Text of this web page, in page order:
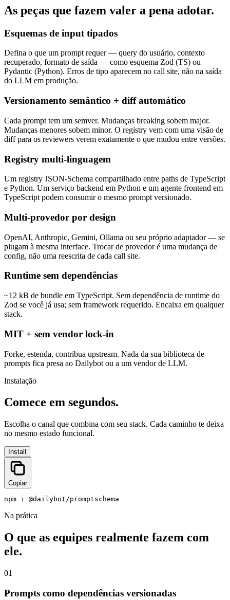
As peças que fazem valer a pena adotar.
Esquemas de input tipados
Defina o que um prompt requer — query do usuário, contexto
recuperado, formato de saída — como esquema Zod (TS) ou
Pydantic (Python). Erros de tipo aparecem no call site, não na saída
do LLM em produção.
Versionamento semântico + diff automático
Cada prompt tem um semver. Mudanças breaking sobem major.
Mudanças menores sobem minor. O registry vem com uma visão de
diff para os reviewers verem exatamente o que mudou entre versões.
Registry multi-linguagem
Um registry JSON-Schema compartilhado entre paths de TypeScript
e Python. Um serviço backend em Python e um agente frontend em
TypeScript podem consumir o mesmo prompt versionado.
Multi-provedor por design
OpenAI, Anthropic, Gemini, Ollama ou seu próprio adaptador — se
plugam à mesma interface. Trocar de provedor é uma mudança de
config, não uma reescrita de cada call site.
Runtime sem dependências
~12 kB de bundle em TypeScript. Sem dependência de runtime do
Zod se você já usa; sem framework requerido. Encaixa em qualquer
stack.
MIT + sem vendor lock-in
Forke, estenda, contribua upstream. Nada da sua biblioteca de
prompts fica presa ao Dailybot ou a um vendor de LLM.
Instalação
Comece em segundos.
Escolha o canal que combina com seu stack. Cada caminho te deixa
no mesmo estado funcional.
Install
Copiar
npm i @dailybot/promptschema
Na prática
O que as equipes realmente fazem com
ele.
01
Prompts como dependências versionadas